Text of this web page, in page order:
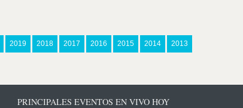
2019 2018 2017 2016 2015 2014 2013
PRINCIPALES EVENTOS EN VIVO HOY